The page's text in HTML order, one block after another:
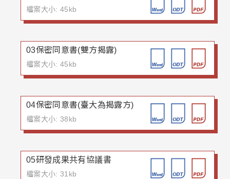
檔案大小: 45kb
03保密同意書(雙方揭露)
檔案大小: 45kb
04保密同意書(臺大為揭露方)
檔案大小: 38kb
05研發成果共有協議書
檔案大小: 31kb